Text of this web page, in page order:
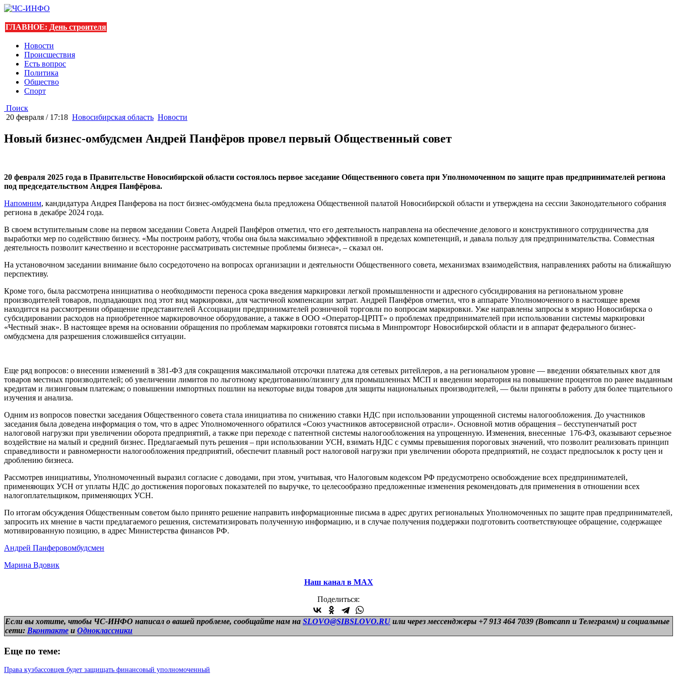
ГЛАВНОЕ: День строителя
Новости
Происшествия
Есть вопрос
Политика
Общество
Спорт
Поиск
20 февраля / 17:18 Новосибирская область Новости
Новый бизнес-омбудсмен Андрей Панфёров провел первый Общественный совет
20 февраля 2025 года в Правительстве Новосибирской области состоялось первое заседание Общественного совета при Уполномоченном по защите прав предпринимателей региона
под председательством Андрея Панфёрова.
Напомним, кандидатура Андрея Панферова на пост бизнес-омбудсмена была предложена Общественной палатой Новосибирской области и утверждена на сессии Законодательного собрания
региона в декабре 2024 года.
В своем вступительным слове на первом заседании Совета Андрей Панфёров отметил, что его деятельность направлена на обеспечение делового и конструктивного сотрудничества для
выработки мер по содействию бизнесу. «Мы построим работу, чтобы она была максимально эффективной в пределах компетенций, и давала пользу для предпринимательства. Совместная
деятельность позволит качественно и всесторонне рассматривать системные проблемы бизнеса», – сказал он.
На установочном заседании внимание было сосредоточено на вопросах организации и деятельности Общественного совета, механизмах взаимодействия, направлениях работы на ближайшую
перспективу.
Кроме того, была рассмотрена инициатива о необходимости переноса срока введения маркировки легкой промышленности и адресного субсидирования на региональном уровне
производителей товаров, подпадающих под этот вид маркировки, для частичной компенсации затрат. Андрей Панфёров отметил, что в аппарате Уполномоченного в настоящее время
находится на рассмотрении обращение представителей Ассоциации предпринимателей розничной торговли по вопросам маркировки. Уже направлены запросы в мэрию Новосибирска о
субсидировании расходов на приобретенное маркировочное оборудование, а также в ООО «Оператор-ЦРПТ» о проблемах предпринимателей при использовании системы маркировки
«Честный знак». В настоящее время на основании обращения по проблемам маркировки готовятся письма в Минпромторг Новосибирской области и в аппарат федерального бизнес-
омбудсмена для разрешения сложившейся ситуации.
Еще ряд вопросов: о внесении изменений в 381-ФЗ для сокращения максимальной отсрочки платежа для сетевых ритейлеров, а на региональном уровне — введении обязательных квот для
товаров местных производителей; об увеличении лимитов по льготному кредитованию/лизингу для промышленных МСП и введении моратория на повышение процентов по ранее выданным
кредитам и лизинговым платежам; о повышении импортных пошлин на некоторые виды товаров для защиты национальных производителей, — были приняты в работу для более тщательного
изучения и анализа.
Одним из вопросов повестки заседания Общественного совета стала инициатива по снижению ставки НДС при использовании упрощенной системы налогообложения. До участников
заседания была доведена информация о том, что в адрес Уполномоченного обратился «Союз участников автосервисной отрасли». Основной мотив обращения – бесступенчатый рост
налоговой нагрузки при увеличении оборота предприятий, а также при переходе с патентной системы налогообложения на упрощенную. Изменения, внесенные 176-ФЗ, оказывают серьезное
воздействие на малый и средний бизнес. Предлагаемый путь решения – при использовании УСН, взимать НДС с суммы превышения пороговых значений, что позволит реализовать принцип
справедливости и равномерности налогообложения предприятий, обеспечит плавный рост налоговой нагрузки при увеличении оборота предприятий, не создаст предпосылок к росту цен и
дроблению бизнеса.
Рассмотрев инициативы, Уполномоченный выразил согласие с доводами, при этом, учитывая, что Налоговым кодексом РФ предусмотрено освобождение всех предпринимателей,
применяющих УСН от уплаты НДС до достижения пороговых показателей по выручке, то целесообразно предложенные изменения рекомендовать для применения в отношении всех
налогоплательщиком, применяющих УСН.
По итогам обсуждения Общественным советом было принято решение направить информационные письма в адрес других региональных Уполномоченных по защите прав предпринимателей,
запросить их мнение в части предлагаемого решения, систематизировать полученную информацию, и в случае получения поддержки подготовить соответствующее обращение, содержащее
мотивированную позицию, в адрес Министерства финансов РФ.
Андрей Панферовомбудсмен
Марина Вдовик
Наш канал в МАХ
Поделиться:
Если вы хотите, чтобы ЧС-ИНФО написал о вашей проблеме, сообщайте нам на SLOVO@SIBSLOVO.RU или через мессенджеры +7 913 464 7039 (Вотсапп и Телеграмм) и социальные
сети: Вконтакте и Одноклассники
Еще по теме:
Права кузбассовцев будет защищать финансовый уполномоченный